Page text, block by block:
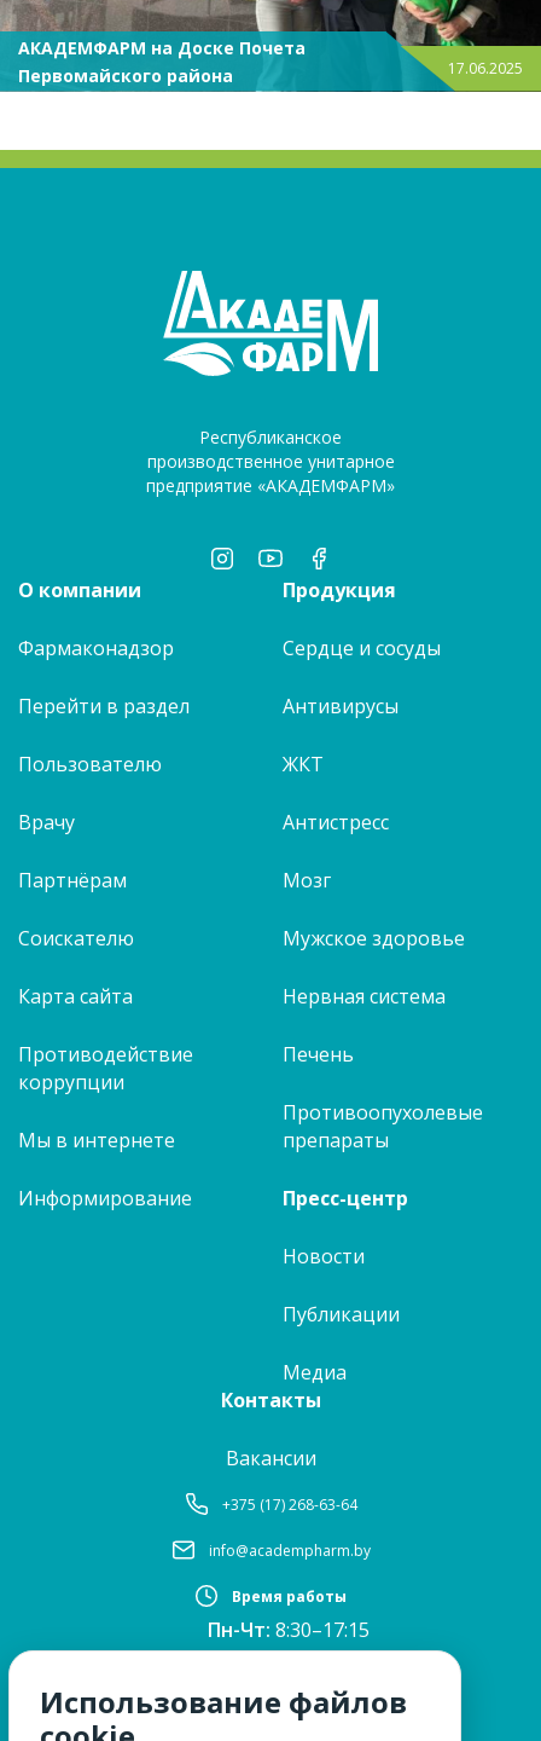
АКАДЕМФАРМ на Доске Почета
Первомайского района
17.06.2025
Республиканское
производственное унитарное
предприятие «АКАДЕМФАРМ»
О компании
Фармаконадзор
Перейти в раздел
Пользователю
Врачу
Партнёрам
Соискателю
Карта сайта
Противодействие
коррупции
Мы в интернете
Информирование
Продукция
Сердце и сосуды
Антивирусы
ЖКТ
Антистресс
Мозг
Мужское здоровье
Нервная система
Печень
Противоопухолевые
препараты
Пресс-центр
Новости
Публикации
Медиа
Контакты
Вакансии
+375 (17) 268-63-64
info@academpharm.by
Время работы
Пн-Чт: 8:30–17:15
ПТ:8:30–16:00
12:30–13:00
Сб, Вс:выходные
Использование файлов